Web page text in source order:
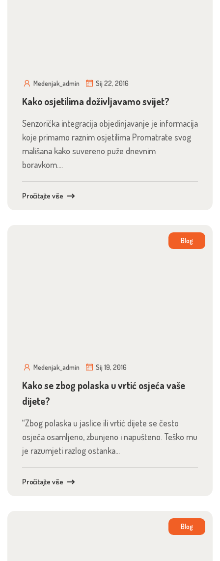
Medenjak_admin Sij 22, 2016
Kako osjetilima doživljavamo svijet?
Senzorička integracija objedinjavanje je informacija
koje primamo raznim osjetilima Promatrate svog
mališana kako suvereno puže dnevnim
boravkom....
Pročitajte više
Blog
Medenjak_admin Sij 19, 2016
Kako se zbog polaska u vrtić osjeća vaše
dijete?
“Zbog polaska u jaslice ili vrtić dijete se često
osjeća osamljeno, zbunjeno i napušteno. Teško mu
je razumjeti razlog ostanka...
Pročitajte više
Blog